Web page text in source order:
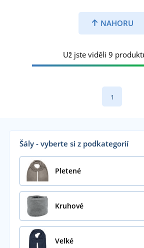
NAHORU
Už jste viděli 9
1
Šály - vyberte si z podkategorií
Pletené
Kruhové
Velké